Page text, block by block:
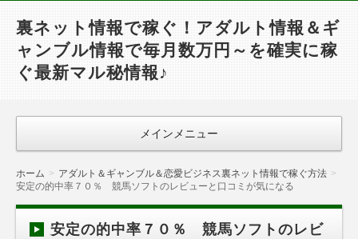
裏ネット情報で稼ぐ！アダルト情報＆ギ
ャンブル情報で毎月数万円～を確実に稼
ぐ最新マル秘情報♪
メインメニュー
ホーム
アダルト＆ギャンブル＆恋愛ビジネス裏ネット情報で稼ぐ方法
安定の的中率７０％ 競馬ソフトのレビューと口コミが気になる
安定の的中率７０％ 競馬ソフトのレビ